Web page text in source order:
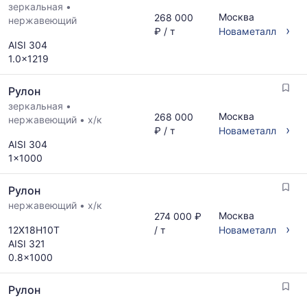
зеркальная •
нержавеющий
AISI 304
1.0x1219
268 000
₽ / т
Москва
Новаметалл
›
Рулон
зеркальная •
нержавеющий • х/к
AISI 304
1x1000
268 000
₽ / т
Москва
Новаметалл
›
Рулон
нержавеющий • х/к
12Х18Н10Т
AISI 321
0.8x1000
274 000 ₽
/ т
Москва
Новаметалл
›
Рулон